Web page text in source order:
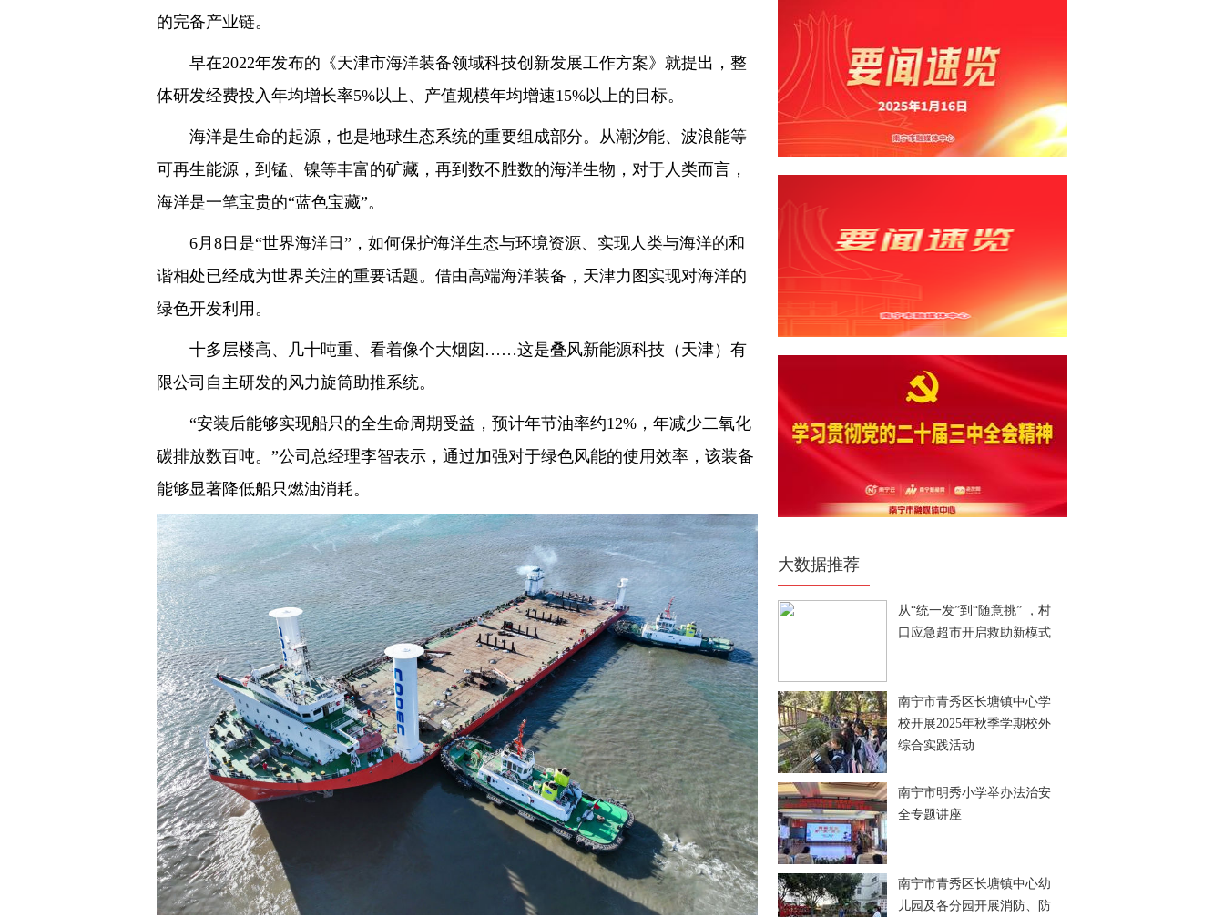
的完备产业链。
早在2022年发布的《天津市海洋装备领域科技创新发展工作方案》就提出，整
体研发经费投入年均增长率5%以上、产值规模年均增速15%以上的目标。
海洋是生命的起源，也是地球生态系统的重要组成部分。从潮汐能、波浪能等
可再生能源，到锰、镍等丰富的矿藏，再到数不胜数的海洋生物，对于人类而言，
海洋是一笔宝贵的“蓝色宝藏”。
6月8日是“世界海洋日”，如何保护海洋生态与环境资源、实现人类与海洋的和
谐相处已经成为世界关注的重要话题。借由高端海洋装备，天津力图实现对海洋的
绿色开发利用。
十多层楼高、几十吨重、看着像个大烟囱……这是叠风新能源科技（天津）有
限公司自主研发的风力旋筒助推系统。
“安装后能够实现船只的全生命周期受益，预计年节油率约12%，年减少二氧化
碳排放数百吨。”公司总经理李智表示，通过加强对于绿色风能的使用效率，该装备
能够显著降低船只燃油消耗。
大数据推荐
从“统一发”到“随意挑” ，村
口应急超市开启救助新模式
南宁市青秀区长塘镇中心学
校开展2025年秋季学期校外
综合实践活动
南宁市明秀小学举办法治安
全专题讲座
南宁市青秀区长塘镇中心幼
儿园及各分园开展消防、防